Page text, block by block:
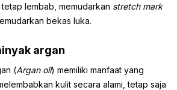
lembab, memudarkan stretch mark
bekas luka.
argan
(Argan oil) memiliki manfaat yang
kulit secara alami, tetap saja